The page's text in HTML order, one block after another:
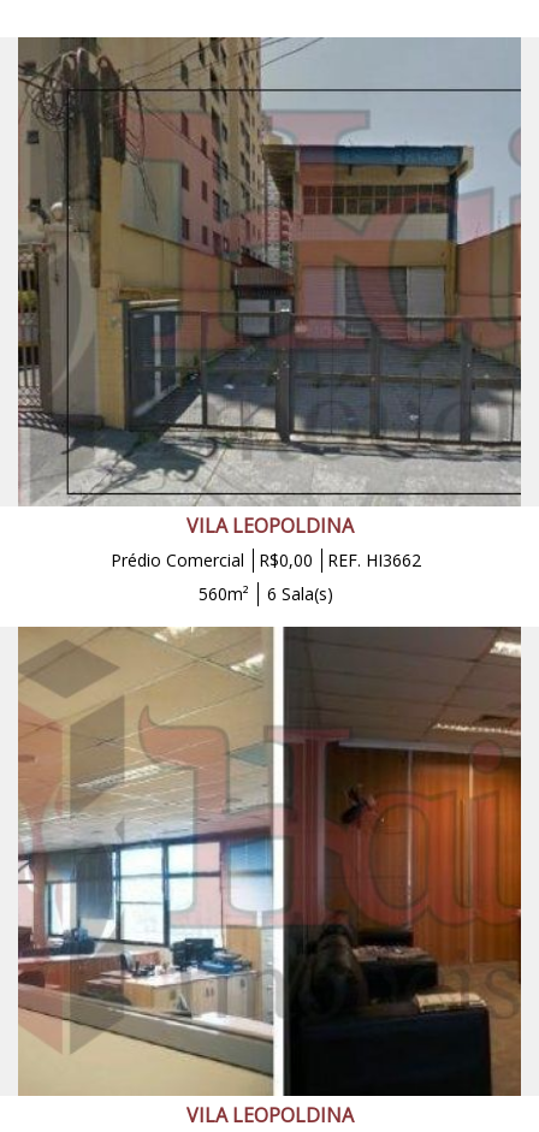
VILA LEOPOLDINA
Prédio Comercial R$0,00
REF. HI3662
560m²
6 Sala(s)
VILA LEOPOLDINA